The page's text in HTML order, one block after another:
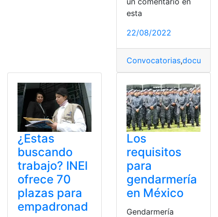
esta
22/08/2022
Convocatorias,
¿Estas
buscando
trabajo? INEI
ofrece 70
plazas para
empadronad
Los
requisitos
para
gendarmería
en México
Gendarmería